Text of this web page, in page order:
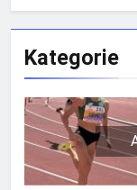
Kategorie